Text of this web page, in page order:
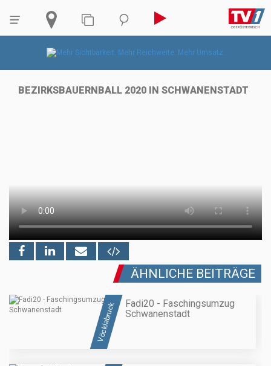
BEZIRKSBAUERNBALL 2020 IN SCHWANENSTADT
ÄHNLICHE BEITRÄGE
Vöcklabruck
Fadi20 - Faschingsumzug
Schwanenstadt